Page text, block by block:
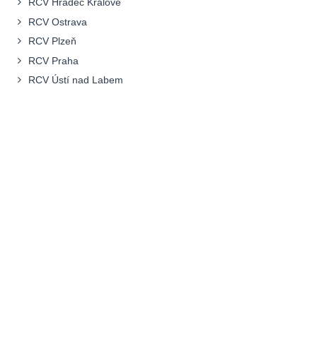
RCV Hradec Králové
RCV Ostrava
RCV Plzeň
RCV Praha
RCV Ústí nad Labem